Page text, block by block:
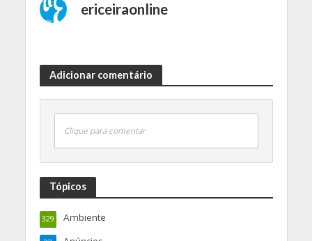
ericeiraonline
Adicionar comentário
Clique para comentar
Tópicos
Ambiente
329